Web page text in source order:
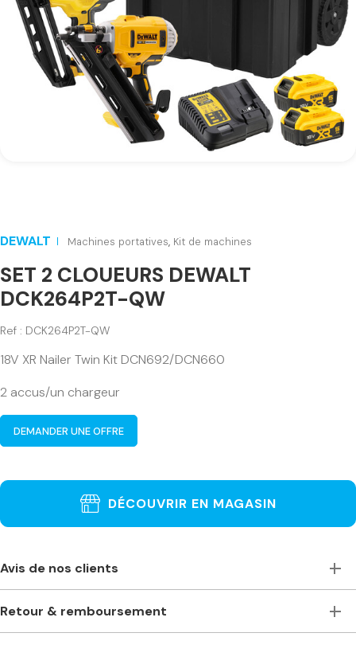
DEWALT Machines portatives, Kit de machines
SET 2 CLOUEURS DEWALT
DCK264P2T-QW
Ref : DCK264P2T-QW
18V XR Nailer Twin Kit DCN692/DCN660
2 accus/un chargeur
DEMANDER UNE OFFRE
DÉCOUVRIR EN MAGASIN
Avis de nos clients
recommande vivement ce magasin pour ceux qui ont
Retour & remboursement